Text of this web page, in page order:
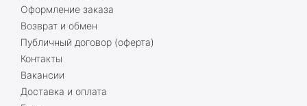
Оформление заказа
Возврат и обмен
Публичный договор (оферта)
Контакты
Вакансии
Доставка и оплата